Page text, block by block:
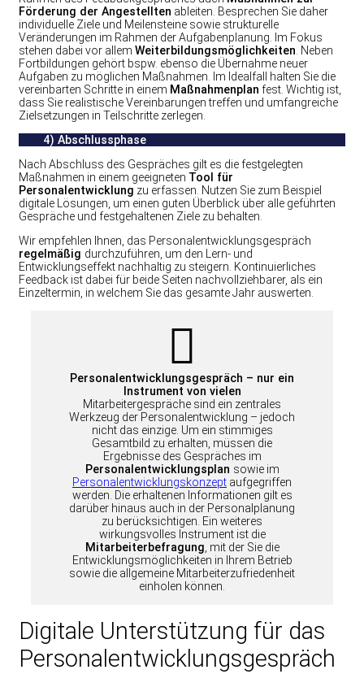
Förderung der Angestellten ableiten. Besprechen Sie daher
individuelle Ziele und Meilensteine sowie strukturelle
Veränderungen im Rahmen der Aufgabenplanung. Im Fokus
stehen dabei vor allem Weiterbildungsmöglichkeiten . Neben
Fortbildungen gehört bspw. ebenso die Übernahme neuer
Aufgaben zu möglichen Maßnahmen. Im Idealfall halten Sie die
vereinbarten Schritte in einem Maßnahmenplan fest. Wichtig ist,
dass Sie realistische Vereinbarungen treffen und umfangreiche
Zielsetzungen in Teilschritte zerlegen.
4) Abschlussphase
Nach Abschluss des Gespräches gilt es die festgelegten
Maßnahmen in einem geeigneten Tool für
Personalentwicklung zu erfassen. Nutzen Sie zum Beispiel
digitale Lösungen, um einen guten Überblick über alle geführten
Gespräche und festgehaltenen Ziele zu behalten.
Wir empfehlen Ihnen, das Personalentwicklungsgespräch
regelmäßig durchzuführen, um den Lern- und
Entwicklungseffekt nachhaltig zu steigern. Kontinuierliches
Feedback ist dabei für beide Seiten nachvollziehbarer, als ein
Einzeltermin, in welchem Sie das gesamte Jahr auswerten.
Personalentwicklungsgespräch – nur ein
Instrument von vielen
Mitarbeitergespräche sind ein zentrales
Werkzeug der Personalentwicklung – jedoch
nicht das einzige. Um ein stimmiges
Gesamtbild zu erhalten, müssen die
Ergebnisse des Gespräches im
Personalentwicklungsplan sowie im
Personalentwicklungskonzept aufgegriffen
werden. Die erhaltenen Informationen gilt es
darüber hinaus auch in der Personalplanung
zu berücksichtigen. Ein weiteres
wirkungsvolles Instrument ist die
Mitarbeiterbefragung, mit der Sie die
Entwicklungsmöglichkeiten in Ihrem Betrieb
sowie die allgemeine Mitarbeiterzufriedenheit
einholen können.
Digitale Unterstützung für das
Personalentwicklungsgespräch